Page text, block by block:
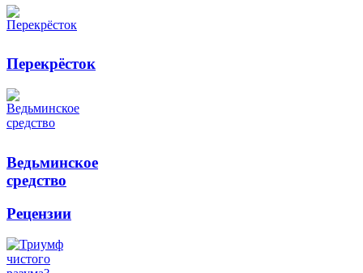
Перекрёсток
Ведьминское
средство
Рецензии